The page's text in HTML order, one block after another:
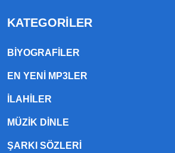
KATEGORILER
BIYOGRAFILER
EN YENI MP3LER
ILAHILER
MÜZIK DINLE
ŞARKI SÖZLERI